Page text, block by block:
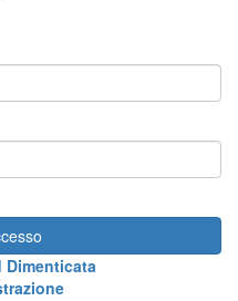
Dimenticata